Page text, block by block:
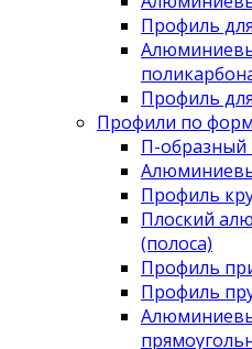
Профиль
Профиль
Профили по
П-образный
Профиль
Плоский
(полоса)
Профиль
Профиль